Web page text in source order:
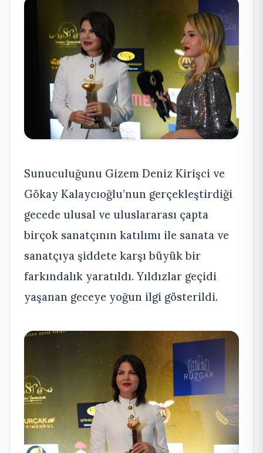
Sunuculuğunu Gizem Deniz Kirişci ve
Gökay Kalaycıoğlu’nun gerçekleştirdiği
gecede ulusal ve uluslararası çapta
birçok sanatçının katılımı ile sanata ve
sanatçıya şiddete karşı büyük bir
farkındalık yaratıldı. Yıldızlar geçidi
yaşanan geceye yoğun ilgi gösterildi.